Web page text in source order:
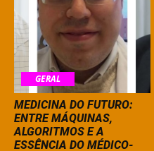
GERAL
MEDICINA DO FUTURO:
ENTRE MÁQUINAS,
ALGORITMOS E A
ESSÊNCIA DO MÉDICO-